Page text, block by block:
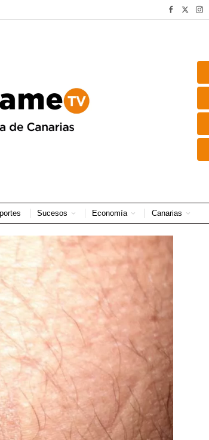
Sucesos Economía Canarias